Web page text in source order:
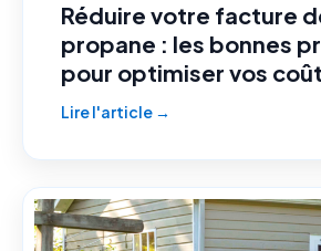
Réduire votre facture
propane : les bonnes
pour optimiser vos
Lire l'article →